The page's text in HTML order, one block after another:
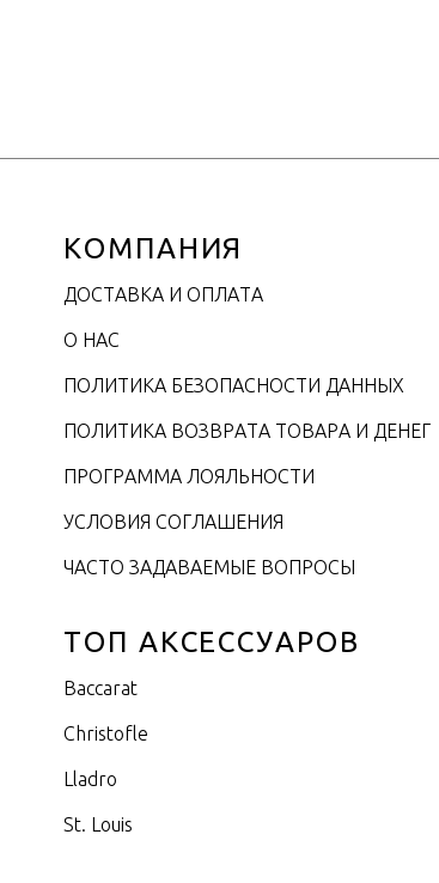
КОМПАНИЯ
ДОСТАВКА И ОПЛАТА
О НАС
ПОЛИТИКА БЕЗОПАСНОСТИ ДАННЫХ
ПОЛИТИКА ВОЗВРАТА ТОВАРА И ДЕНЕГ
ПРОГРАММА ЛОЯЛЬНОСТИ
УСЛОВИЯ СОГЛАШЕНИЯ
ЧАСТО ЗАДАВАЕМЫЕ ВОПРОСЫ
ТОП АКСЕССУАРОВ
Baccarat
Christofle
Lladro
St. Louis